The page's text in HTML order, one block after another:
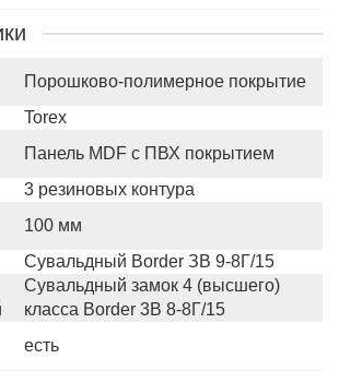
Порошково-полимерное покрытие
Torex
Панель MDF с ПВХ покрытием
3 резиновых контура
100 мм
Сувальдный Border ЗВ 9-8Г/15
Сувальдный замок 4 (высшего)
класса Border 3В 8-8Г/15
есть